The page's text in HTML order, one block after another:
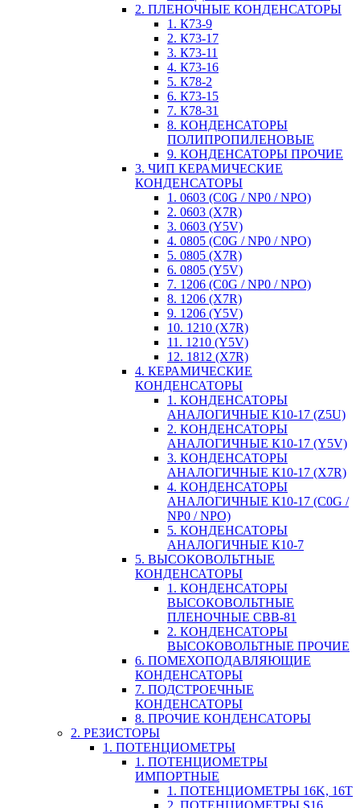
2. ПЛЕНОЧНЫЕ КОНДЕНСАТОРЫ
1. К73-9
2. К73-17
3. К73-11
4. К73-16
5. К78-2
6. К73-15
7. К78-31
8. КОНДЕНСАТОРЫ
ПОЛИПРОПИЛЕНОВЫЕ
9. КОНДЕНСАТОРЫ ПРОЧИЕ
3. ЧИП КЕРАМИЧЕСКИЕ
КОНДЕНСАТОРЫ
1. 0603 (C0G / NP0 / NPO)
2. 0603 (X7R)
3. 0603 (Y5V)
4. 0805 (C0G / NP0 / NPO)
5. 0805 (X7R)
6. 0805 (Y5V)
7. 1206 (C0G / NP0 / NPO)
8. 1206 (X7R)
9. 1206 (Y5V)
10. 1210 (X7R)
11. 1210 (Y5V)
12. 1812 (X7R)
4. КЕРАМИЧЕСКИЕ
КОНДЕНСАТОРЫ
1. КОНДЕНСАТОРЫ
АНАЛОГИЧНЫЕ К10-17 (Z5U)
2. КОНДЕНСАТОРЫ
АНАЛОГИЧНЫЕ К10-17 (Y5V)
3. КОНДЕНСАТОРЫ
АНАЛОГИЧНЫЕ К10-17 (X7R)
4. КОНДЕНСАТОРЫ
АНАЛОГИЧНЫЕ К10-17 (C0G /
NP0 / NPO)
5. КОНДЕНСАТОРЫ
АНАЛОГИЧНЫЕ К10-7
5. ВЫСОКОВОЛЬТНЫЕ
КОНДЕНСАТОРЫ
1. КОНДЕНСАТОРЫ
ВЫСОКОВОЛЬТНЫЕ
ПЛЕНОЧНЫЕ CBB-81
2. КОНДЕНСАТОРЫ
ВЫСОКОВОЛЬТНЫЕ ПРОЧИЕ
6. ПОМЕХОПОДАВЛЯЮЩИЕ
КОНДЕНСАТОРЫ
7. ПОДСТРОЕЧНЫЕ
КОНДЕНСАТОРЫ
8. ПРОЧИЕ КОНДЕНСАТОРЫ
2. РЕЗИСТОРЫ
1. ПОТЕНЦИОМЕТРЫ
1. ПОТЕНЦИОМЕТРЫ
ИМПОРТНЫЕ
1. ПОТЕНЦИОМЕТРЫ 16K, 16T
2. ПОТЕНЦИОМЕТРЫ S16